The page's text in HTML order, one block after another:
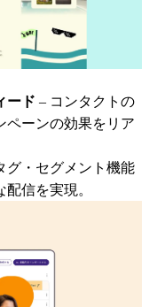
ード – コンタクトの
ペーンの効果をリア
グ・セグメント機能
信を実現。